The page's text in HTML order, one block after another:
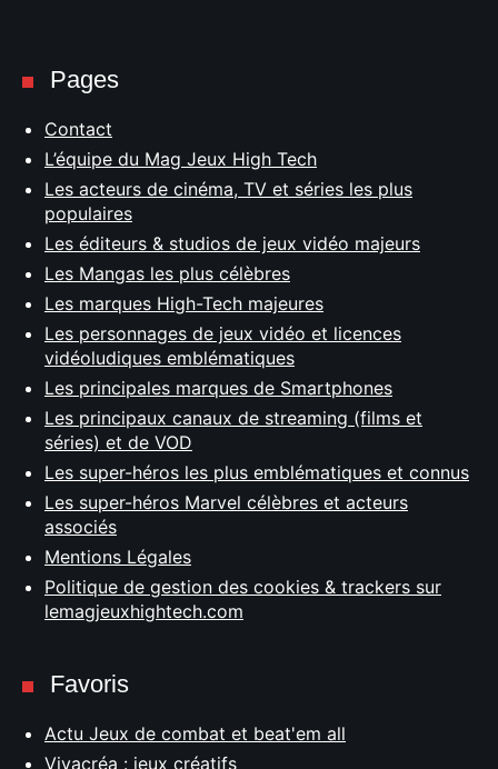
Pages
Contact
L’équipe du Mag Jeux High Tech
Les acteurs de cinéma, TV et séries les plus
populaires
Les éditeurs & studios de jeux vidéo majeurs
Les Mangas les plus célèbres
Les marques High-Tech majeures
Les personnages de jeux vidéo et licences
vidéoludiques emblématiques
Les principales marques de Smartphones
Les principaux canaux de streaming (films et
séries) et de VOD
Les super-héros les plus emblématiques et connus
Les super-héros Marvel célèbres et acteurs
associés
Mentions Légales
Politique de gestion des cookies & trackers sur
lemagjeuxhightech.com
Favoris
Actu Jeux de combat et beat'em all
Vivacréa : jeux créatifs